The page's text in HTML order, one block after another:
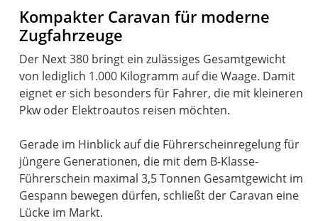
Kompakter Caravan für moderne
Zugfahrzeuge
Der Next 380 bringt ein zulässiges Gesamtgewicht
von lediglich 1.000 Kilogramm auf die Waage. Damit
eignet er sich besonders für Fahrer, die mit kleineren
Pkw oder Elektroautos reisen möchten.
Gerade im Hinblick auf die Führerscheinregelung für
jüngere Generationen, die mit dem B-Klasse-
Führerschein maximal 3,5 Tonnen Gesamtgewicht im
Gespann bewegen dürfen, schließt der Caravan eine
Lücke im Markt.